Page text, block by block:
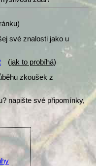
své znalosti jako u
(jak to probíhá)
zkoušek z
napište své připomínky,